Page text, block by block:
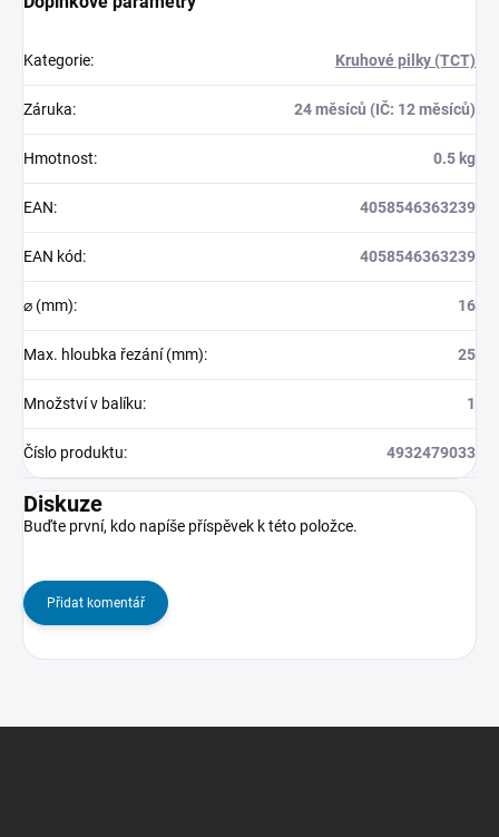
Kategorie: Kruhové pilky (TCT)
Záruka: 24 měsíců (IČ: 12 měsíců)
Hmotnost: 0.5 kg
EAN: 4058546363239
EAN kód: 4058546363239
⌀ (mm): 16
Max. hloubka řezání (mm): 25
Množství v balíku: 1
Číslo produktu: 4932479033
Diskuze
Buďte první, kdo napíše příspěvek k této položce.
Přidat komentář